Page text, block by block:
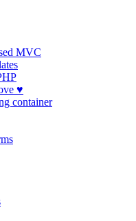
MVC
♥
container